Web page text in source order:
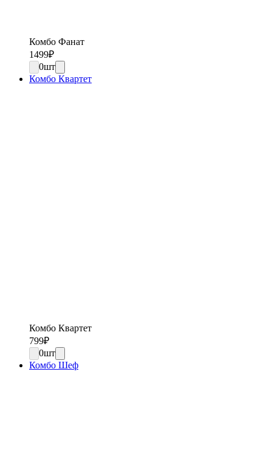
Комбо Фанат
1499₽
0шт
Комбо Квартет
Комбо Квартет
799₽
0шт
Комбо Шеф